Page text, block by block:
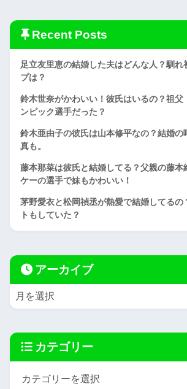
Recent Posts
足立友里恵の結婚した夫はどんな人？馴れ
プは？
鈴木世奈がかわいい！彼氏はいるの？祖父
ンピック選手だった？
鈴木亜由子の彼氏は山本修平なの？結婚の
真も。
藤本那菜は彼氏と結婚してる？父親の藤本
ケーの選手で妹もかわいい！
茅野愛衣と松岡禎丞が熱愛で結婚してるの
トもしていた？
アーカイブ
カテゴリー